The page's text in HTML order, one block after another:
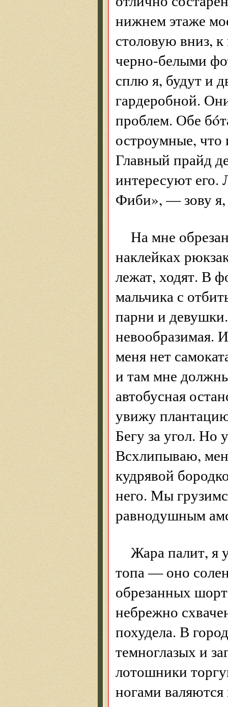
нижнем этаже
столовую вниз,
черно-белыми
сплю я, будут и
гардеробной.
проблем. Обе
остроумные, что
Главный прайд
интересуют его.
Фиби», — зову я,
На мне
наклейках
лежат, ходят. В
мальчика с
парни и
невообразимая.
меня нет
и там мне
автобусная
увижу
Бегу за угол. Но
Всхлипываю,
кудрявой
него. Мы
равнодушным
Жара палит, я
топа — оно
обрезанных
небрежно
похудела. В
темноглазых и
лотошники
ногами